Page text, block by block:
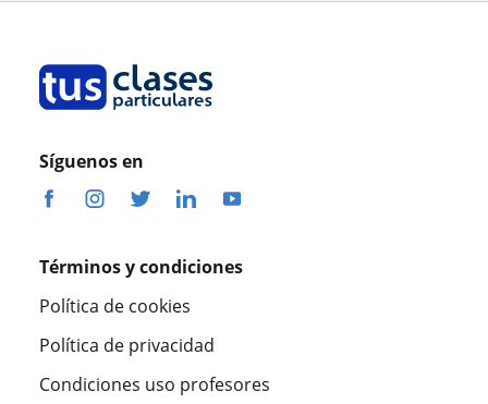
Síguenos en
Términos y condiciones
Política de cookies
Política de privacidad
Condiciones uso profesores